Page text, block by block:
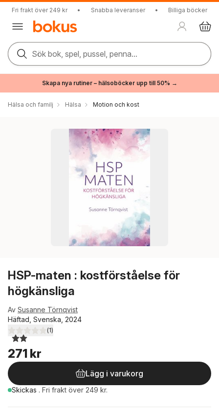
Fri frakt över 249 kr • Snabba leveranser • Billiga böcker
Sök bok, spel, pussel, penna...
Skapa nya rutiner – hälsoböcker upp till 50% →
Hälsa och familj Hälsa Motion och kost
HSP-maten : kostförståelse för
högkänsliga
Av Susanne Törnqvist
Häftad, Svenska, 2024
2,0utav 5 stjärnor. Totalt antal röster:
(1)
271 kr
Lägg i varukorg
Skickas . Fri frakt över 249 kr.